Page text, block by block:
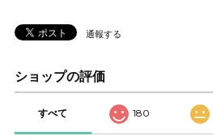
通報する
ショップの評価
すべて 180